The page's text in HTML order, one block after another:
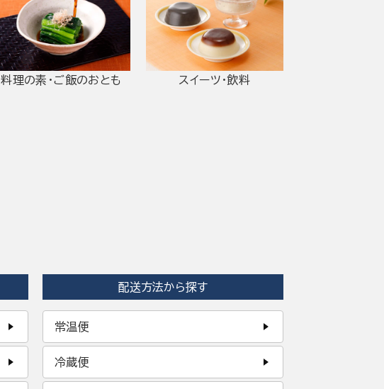
料理の素・ご飯のおとも スイーツ・飲料
配送方法から探す
常温便
冷蔵便